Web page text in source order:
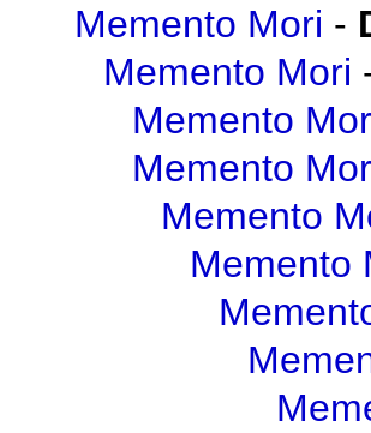
Memento Mori -
Memento Mori
Memento
Memento
Memento
Memento